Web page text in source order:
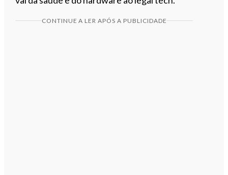
CONTINUE A LER APÓS A PUBLICIDADE